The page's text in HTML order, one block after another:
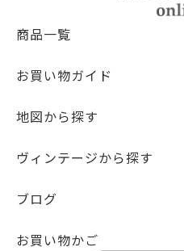
商品一覧
お買い物ガイド
ヴィンテージから探す
地図から探す
ブログ
お買い物かご